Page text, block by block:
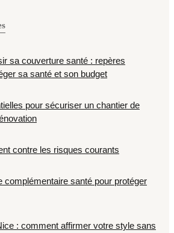
sa couverture santé : repères
sa santé et son budget
pour sécuriser un chantier de
contre les risques courants
complémentaire santé pour protéger
: comment affirmer votre style sans